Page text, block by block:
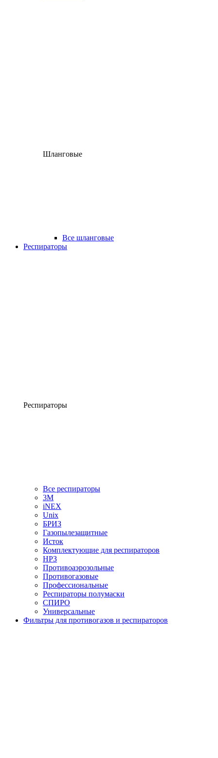
Шланговые
Все шланговые
Респираторы
Респираторы
Все респираторы
3М
iNEX
Unix
БРИЗ
Газопылезащитные
Исток
Комплектующие для респираторов
НРЗ
Противоаэрозольные
Противогазовые
Профессиональные
Респираторы полумаски
СПИРО
Универсальные
Фильтры для противогазов и респираторов